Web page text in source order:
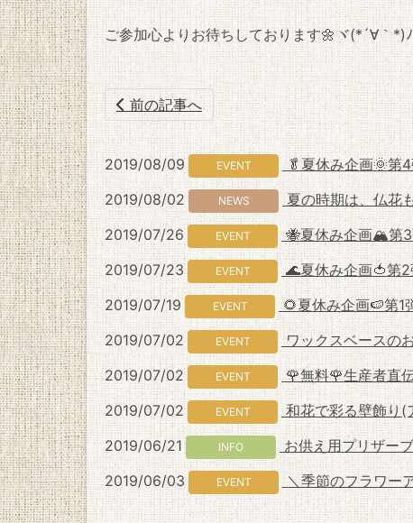
ご参加心よりお待ちしております🌼ヾ(*´∀｀*)ﾉ
前の記事へ
2019/08/09 EVENT
🥬夏休み企画🌞
2019/08/02
NEWS
夏の時期は、仏花
2019/07/26
EVENT
🐝夏休み企画🏔第
2019/07/23
EVENT
🌊夏休み企画🍅
2019/07/19
EVENT
🌻夏休み企画🍉第
2019/07/02
EVENT
ワックスベースの
2019/07/02
EVENT
🌹無料🌹生産者直
2019/07/02
EVENT
和花で彩る壁飾り(
2019/06/21
INFO
お供え用プリザー
2019/06/03
EVENT ＼季節のフラワー